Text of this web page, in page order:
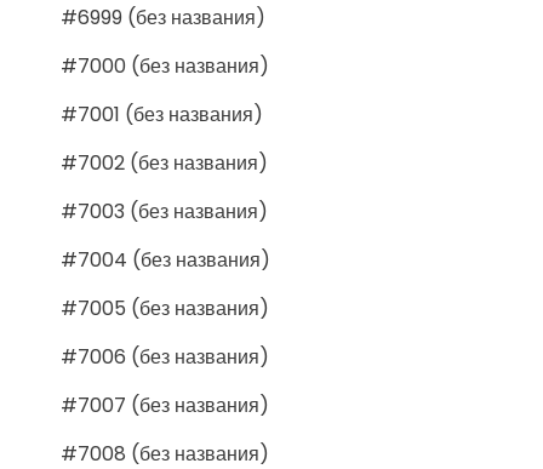
#6999 (без названия)
#7000 (без названия)
#7001 (без названия)
#7002 (без названия)
#7003 (без названия)
#7004 (без названия)
#7005 (без названия)
#7006 (без названия)
#7007 (без названия)
#7008 (без названия)